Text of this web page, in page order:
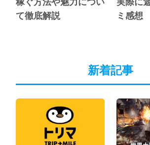
稼ぐ方法や魅力につい
て徹底解説
実際に
ミ感想
新着記事